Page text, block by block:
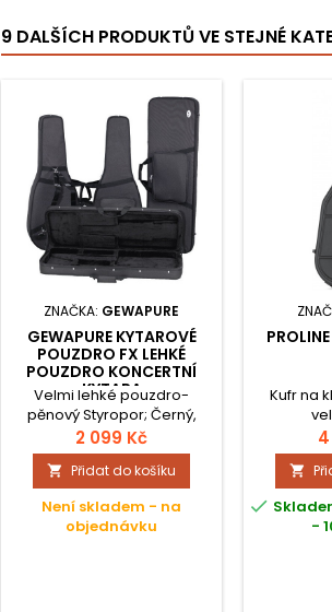
9 DALŠÍCH PRODUKTŮ VE STEJNÉ
ZNAČKA: GEWAPURE
GEWAPURE KYTAROVÉ
POUZDRO FX LEHKÉ
POUZDRO KONCERTNÍ
KYTARA
Velmi lehké pouzdro-
pěnový Styropor; Černý,
šroubovaný potah z Nylonu
s hranami proti nárazům;
Ruksaková garnitura s
kovovými karabinami;
Rozdíl mezi konkurenčními
výrobky a našimi FX-modely
2 099 Kč
 Přidat do košíku
Není skladem - na
objednávku
Kufr na


-